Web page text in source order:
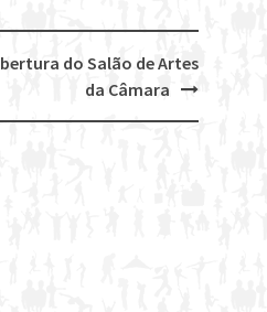
do Salão de Artes
da Câmara